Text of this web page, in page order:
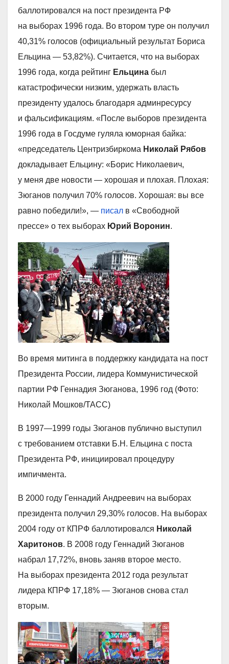
баллотировался на пост президента РФ
на выборах 1996 года. Во втором туре он получил
40,31% голосов (официальный результат Бориса
Ельцина — 53,82%). Считается, что на выборах
1996 года, когда рейтинг Ельцина был
катастрофически низким, удержать власть
президенту удалось благодаря админресурсу
и фальсификациям. «После выборов президента
1996 года в Госдуме гуляла юморная байка:
«председатель Центризбиркома Николай Рябов
докладывает Ельцину: «Борис Николаевич,
у меня две новости — хорошая и плохая. Плохая:
Зюганов получил 70% голосов. Хорошая: вы все
равно победили!», — писал в «Свободной
прессе» о тех выборах Юрий Воронин.
Во время митинга в поддержку кандидата на пост
Президента России, лидера Коммунистической
партии РФ Геннадия Зюганова, 1996 год (Фото:
Николай Мошков/ТАСС)
В 1997—1999 годы Зюганов публично выступил
с требованием отставки Б.Н. Ельцина с поста
Президента РФ, инициировал процедуру
импичмента.
В 2000 году Геннадий Андреевич на выборах
президента получил 29,30% голосов. На выборах
2004 году от КПРФ баллотировался Николай
Харитонов. В 2008 году Геннадий Зюганов
набрал 17,72%, вновь заняв второе место.
На выборах президента 2012 года результат
лидера КПРФ 17,18% — Зюганов снова стал
вторым.